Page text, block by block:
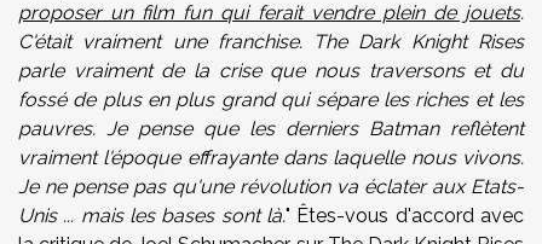
proposer un film fun qui ferait vendre plein de jouets.
C'était vraiment une franchise. The Dark Knight Rises
parle vraiment de la crise que nous traversons et du
fossé de plus en plus grand qui sépare les riches et les
pauvres. Je pense que les derniers Batman reflètent
vraiment l'époque effrayante dans laquelle nous vivons.
Je ne pense pas qu'une révolution va éclater aux Etats-
Unis ... mais les bases sont là." Êtes-vous d'accord avec